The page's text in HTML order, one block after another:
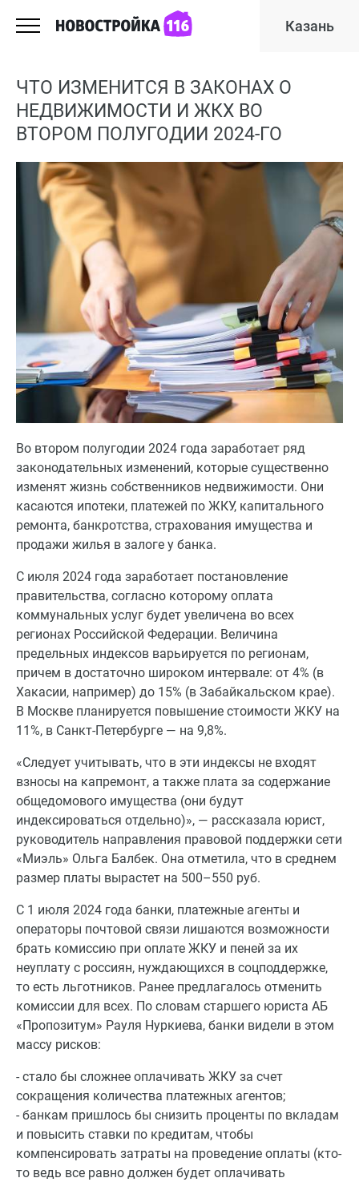
Казань
ЧТО ИЗМЕНИТСЯ В ЗАКОНАХ О
НЕДВИЖИМОСТИ И ЖКХ ВО
ВТОРОМ ПОЛУГОДИИ 2024-ГО
Во втором полугодии 2024 года заработает ряд
законодательных изменений, которые существенно
изменят жизнь собственников недвижимости. Они
касаются ипотеки, платежей по ЖКУ, капитального
ремонта, банкротства, страхования имущества и
продажи жилья в залоге у банка.
С июля 2024 года заработает постановление
правительства, согласно которому оплата
коммунальных услуг будет увеличена во всех
регионах Российской Федерации. Величина
предельных индексов варьируется по регионам,
причем в достаточно широком интервале: от 4% (в
Хакасии, например) до 15% (в Забайкальском крае).
В Москве планируется повышение стоимости ЖКУ на
11%, в Санкт-Петербурге — на 9,8%.
«Следует учитывать, что в эти индексы не входят
взносы на капремонт, а также плата за содержание
общедомового имущества (они будут
индексироваться отдельно)», — рассказала юрист,
руководитель направления правовой поддержки сети
«Миэль» Ольга Балбек. Она отметила, что в среднем
размер платы вырастет на 500–550 руб.
С 1 июля 2024 года банки, платежные агенты и
операторы почтовой связи лишаются возможности
брать комиссию при оплате ЖКУ и пеней за их
неуплату с россиян, нуждающихся в соцподдержке,
то есть льготников. Ранее предлагалось отменить
комиссии для всех. По словам старшего юриста АБ
«Пропозитум» Рауля Нуркиева, банки видели в этом
массу рисков:
- стало бы сложнее оплачивать ЖКУ за счет
сокращения количества платежных агентов;
- банкам пришлось бы снизить проценты по вкладам
и повысить ставки по кредитам, чтобы
компенсировать затраты на проведение оплаты (кто-
то ведь все равно должен будет оплачивать